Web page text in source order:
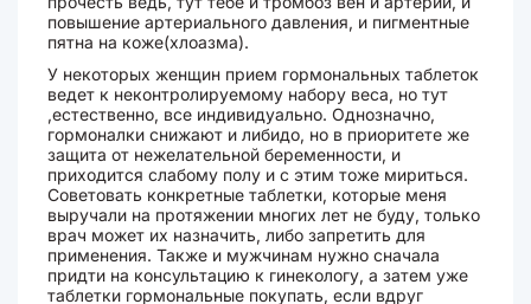
повышение артериального давления, и пигментные
пятна на коже(хлоазма).
У некоторых женщин прием гормональных таблеток
ведет к неконтролируемому набору веса, но тут
,естественно, все индивидуально. Однозначно,
гормоналки снижают и либидо, но в приоритете же
защита от нежелательной беременности, и
приходится слабому полу и с этим тоже мириться.
Советовать конкретные таблетки, которые меня
выручали на протяжении многих лет не буду, только
врач может их назначить, либо запретить для
применения. Также и мужчинам нужно сначала
придти на консультацию к гинекологу, а затем уже
таблетки гормональные покупать, если вдруг